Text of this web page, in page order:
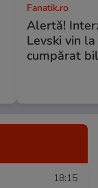
Fanatik.ro
Alertă!
Levski vin
cumpărat
18:15